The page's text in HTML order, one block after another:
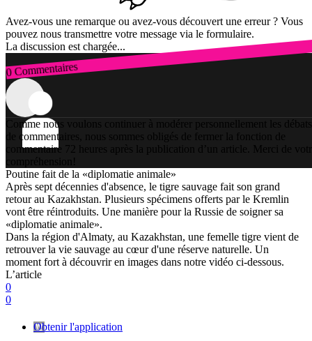
Avez-vous une remarque ou avez-vous découvert une erreur ? Vous
pouvez nous transmettre votre message via le formulaire.
La discussion est chargée...
0 Commentaires
Connexion
Comme nous voulons continuer à modérer personnellement les débats
de commentaires, nous sommes obligés de fermer la fonction de
commentaire 72 heures après la publication d’un article. Merci de
compréhension!
Poutine fait de la «diplomatie animale»
Après sept décennies d'absence, le tigre sauvage fait son grand
retour au Kazakhstan. Plusieurs spécimens offerts par le Kremlin
vont être réintroduits. Une manière pour la Russie de soigner sa
«diplomatie animale».
Dans la région d'Almaty, au Kazakhstan, une femelle tigre vient de
retrouver la vie sauvage au cœur d'une réserve naturelle. Un
moment fort à découvrir en images dans notre vidéo ci-dessous.
L’article
0
0
Obtenir l'application